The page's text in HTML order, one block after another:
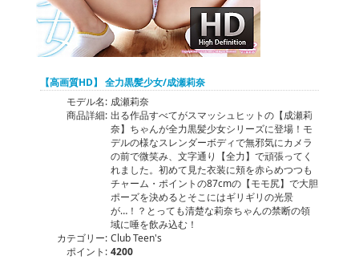
【高画質HD】 全力黒髪少女/成瀬莉奈
モデル名: 成瀬莉奈
商品詳細: 出る作品すべてがスマッシュヒットの【成瀬莉
奈】ちゃんが全力黒髪少女シリーズに登場！モ
デルの様なスレンダーボディで無邪気にカメラ
の前で微笑み、文字通り【全力】で頑張ってく
れました。初めて見た衣装に頬を赤らめつつも
チャーム・ポイントの87cmの【モモ尻】で大胆
ポーズを決めるとそこにはギリギリの光景
が…！？とっても清楚な莉奈ちゃんの禁断の領
域に唾を飲み込む！
カテゴリー: Club Teen's
ポイント: 4200